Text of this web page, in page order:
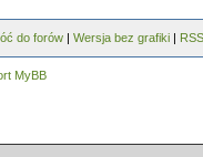
do forów | Wersja bez grafiki | RSS
MyBB